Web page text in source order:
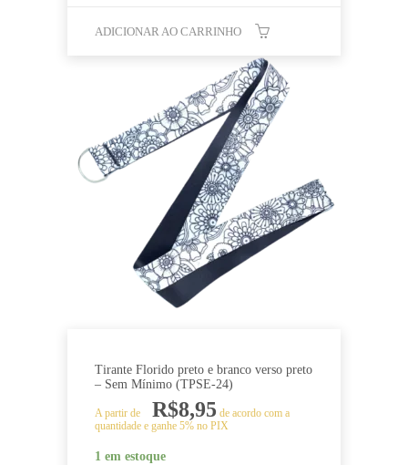
ADICIONAR AO CARRINHO
Tirante Florido preto e branco verso preto
– Sem Mínimo (TPSE-24)
A partir de R$8,95 de acordo com a
quantidade e ganhe 5% no PIX
1 em estoque